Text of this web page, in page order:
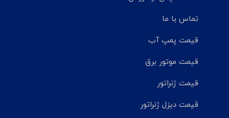
تماس با ما
قیمت پمپ آب
قیمت موتور برق
قیمت ژنراتور
قیمت دیزل ژنراتور